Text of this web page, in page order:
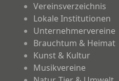
Vereinsverzeichnis
Lokale Institutionen
Unternehmervereine
Brauchtum & Heimat
Kunst & Kultur
Musikvereine